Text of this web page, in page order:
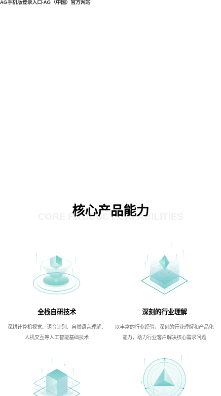
AG手机版登录入口-AG（中国）官方网站
核心产品能力
CORE PRODUCT CAPABILITIES
全栈自研技术
深耕计算机视觉、语音识别、自然语言理解、
人机交互等人工智能基础技术
深刻的行业理解
以丰富的行业经验，深刻的行业理解和产品化
能力，助力行业客户解决核心需求问题